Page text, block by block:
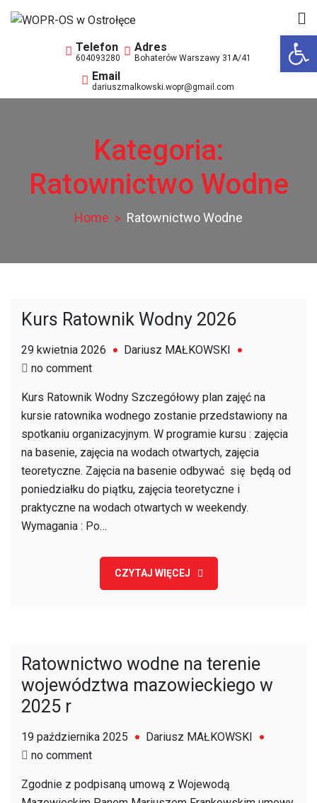
Skip
WOPR-OS w Ostrołęce
604093280 Bohaterów Warszawy 31A/41
dariuszmalkowski.wopr@gmail.com
Kategoria:
Ratownictwo Wodne
Home Ratownictwo Wodne
Kurs Ratownik Wodny 2026
29 kwietnia 2026
Dariusz MAŁKOWSKI
no commenton
Ratownik
Wodny
2026
Kurs Ratownik Wodny Szczegółowy plan zajęć na
kursie ratownika wodnego zostanie przedstawiony na
spotkaniu organizacyjnym. W programie kursu : zajęcia
na basenie, zajęcia na wodach otwartych, zajęcia
teoretyczne. Zajęcia na basenie odbywać się będą od
poniedziałku do piątku, zajęcia teoretyczne i
praktyczne na wodach otwartych w weekendy.
Wymagania : Po…
CZYTAJ WIĘCEJ
Ratownictwo wodne na terenie
województwa mazowieckiego w
2025 r
19 października 2025
Dariusz MAŁKOWSKI
no commenton
wodne
Zgodnie z podpisaną umową z Wojewodą